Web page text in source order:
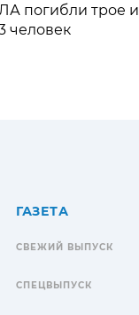
погибли трое и
человек
ГАЗЕТА
СВЕЖИЙ ВЫПУСК
СПЕЦВЫПУСК